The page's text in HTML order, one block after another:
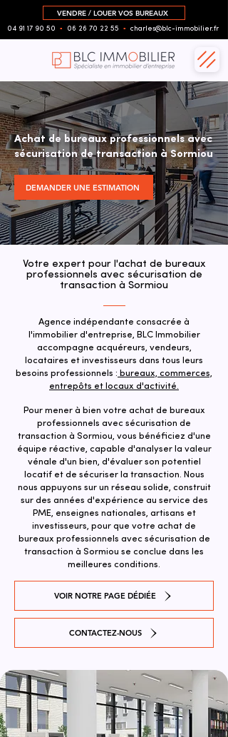
VENDRE / LOUER VOS BUREAUX
04 91 17 90 50 ▪︎ 06 26 70 22 55 ▪︎ charles@blc-immobilier.fr
Achat de bureaux professionnels avec
sécurisation de transaction à Sormiou
DEMANDER UNE ESTIMATION
Votre expert pour l'achat de bureaux
professionnels avec sécurisation de
transaction à Sormiou
Agence indépendante consacrée à
l'immobilier d'entreprise, BLC Immobilier
accompagne acquéreurs, vendeurs,
locataires et investisseurs dans tous leurs
besoins professionnels : bureaux, commerces,
entrepôts et locaux d'activité.
Pour mener à bien votre achat de bureaux
professionnels avec sécurisation de
transaction à Sormiou, vous bénéficiez d'une
équipe réactive, capable d'analyser la valeur
vénale d'un bien, d'évaluer son potentiel
locatif et de sécuriser la transaction. ​Nous
nous appuyons sur un réseau solide, construit
sur des années d'expérience au service des
PME, enseignes nationales, artisans et
investisseurs, pour que votre achat de
bureaux professionnels avec sécurisation de
transaction à Sormiou se conclue dans les
meilleures conditions.
VOIR NOTRE PAGE DÉDIÉE
CONTACTEZ-NOUS